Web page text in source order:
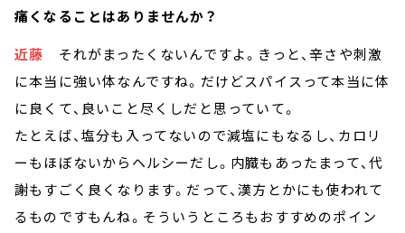
痛くなることはありませんか？
近藤 それがまったくないんですよ。きっと、辛さや刺激
に本当に強い体なんですね。だけどスパイスって本当に体
に良くて、良いこと尽くしだと思っていて。
たとえば、塩分も入ってないので減塩にもなるし、カロリ
ーもほぼないからヘルシーだし。内臓もあったまって、代
謝もすごく良くなります。だって、漢方とかにも使われて
るものですもんね。そういうところもおすすめのポイン